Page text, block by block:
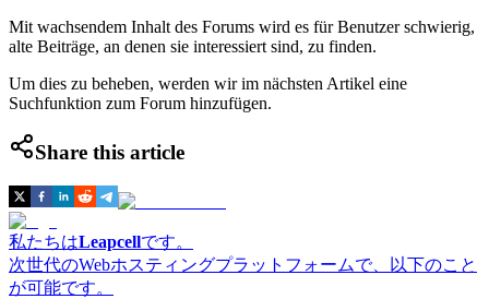
Mit wachsendem Inhalt des Forums wird es für Benutzer schwierig,
alte Beiträge, an denen sie interessiert sind, zu finden.
Um dies zu beheben, werden wir im nächsten Artikel eine
Suchfunktion zum Forum hinzufügen.
Share this article
私たちはLeapcellです。
次世代のWebホスティングプラットフォームで、以下のこと
が可能です。